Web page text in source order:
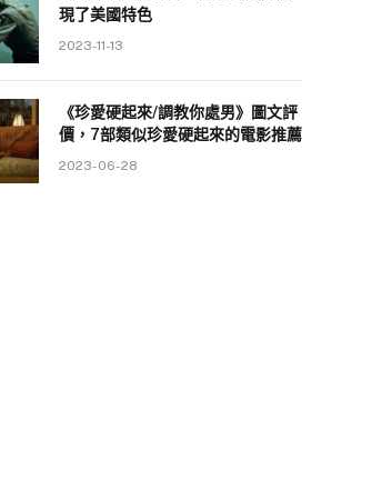
現了美國特色
2023-11-13
《珍愛硬起來/調教你處男》圖文評
價，7部類似珍愛硬起來的電影推薦
2023-06-28